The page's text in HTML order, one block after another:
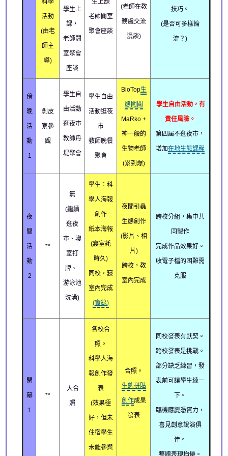
科學
活動
(由老
師主
導)
學生上
課，
老師闢
室聚會
座談
生上課
老師闢室
聚會座談
(老師在教
務處交流
漫談)
技巧。
(是否可多樣輪
流？)
傍
晚
活
動
1
剝皮
寮參
觀
學生自
由活動
逛夜市
教師丹
堤聚會
學生自由
活動逛夜
市
教師晚餐
聚會
BioTop生
態闖關
MaRko +
神一般的
生物老師
(累到爆)
學生自由活動，有
責任風險。
第四屆不逛夜市，
增加在地生態課程
夜
間
活
動
2
**
無
(繼續
逛夜
市、寢
室打
牌、.
游泳池
洗澡)
學生：科
學人海報
創作
紙本海報
(寢室耗
時久)
同校，寢
室內完成
(實錄)
夜間引蟲
生態創作
(影片、相
片)
跨校，教
室內完成
跨校分組，集中共
同製作
完成作品效果好。
收電子檔的困難需
克服
閉
幕
1
**
大合
照
各校合
照。
科學人海
報創作發
表
(效果極
好，但未
住宿學生
未能參與
合照。
生態拼貼
創作成果
發表
同校發表有默契。
跨校發表是挑戰。
部分缺乏練習，發
表前可讓學生練一
下。
臨機應變憑實力，
喜見創意說演俱
佳。